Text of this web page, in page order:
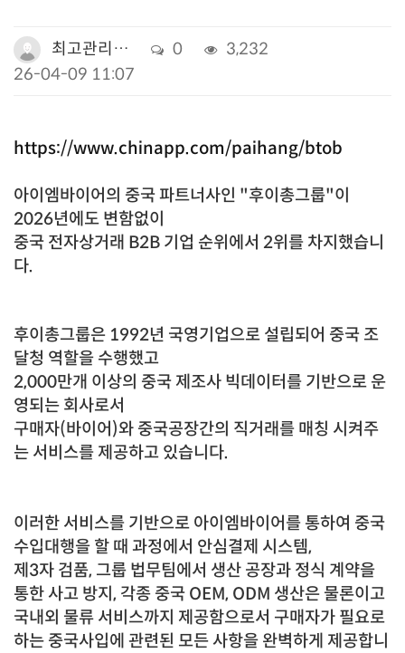
최고관리… 0
3,232
26-04-09 11:07
https://www.chinapp.com/paihang/btob
아이엠바이어의 중국 파트너사인 "후이총그룹"이
2026년에도 변함없이
중국 전자상거래 B2B 기업 순위에서 2위를 차지했습니
다.
후이총그룹은 1992년 국영기업으로 설립되어 중국 조
달청 역할을 수행했고
2,000만개 이상의 중국 제조사 빅데이터를 기반으로 운
영되는 회사로서
구매자(바이어)와 중국공장간의 직거래를 매칭 시켜주
는 서비스를 제공하고 있습니다.
이러한 서비스를 기반으로 아이엠바이어를 통하여 중국
수입대행을 할 때 과정에서 안심결제 시스템,
제3자 검품, 그룹 법무팀에서 생산 공장과 정식 계약을
통한사고 방지, 각종 중국 OEM, ODM 생산은 물론이고
국내외 물류 서비스까지 제공함으로서 구매자가 필요로
하는 중국사입에 관련된 모든 사항을 완벽하게 제공합니